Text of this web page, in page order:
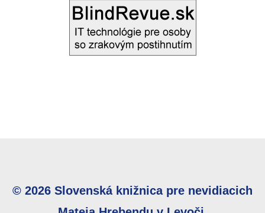
© 2026 Slovenská knižnica pre nevidiacich